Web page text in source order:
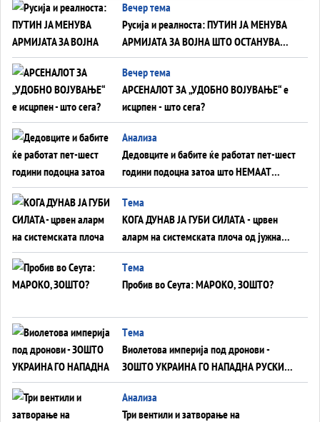
Вечер тема
Русија и реалноста: ПУТИН ЈА МЕНУВА
АРМИЈАТА ЗА ВОЈНА ШТО ОСТАНУВА
БЕЗ ФРОНТ
Вечер тема
АРСЕНАЛОТ ЗА „УДОБНО ВОЈУВАЊЕ“ е
исцрпен - што сега?
Анализа
Дедовците и бабите ќе работат пет-шест
години подоцна затоа што НЕМААТ
ВНУЦИ ДА ГИ ЗАМЕНАТ
Tема
КОГА ДУНАВ ЈА ГУБИ СИЛАТА - црвен
аларм на системската плоча од јужна
Германија до Црното Море...
Tема
Пробив во Сеута: МАРОКО, ЗОШТО?
Tема
Виолетова империја под дронови -
ЗОШТО УКРАИНА ГО НАПАДНА РУСКИОТ
WILDBERRIES
Aнализа
Три вентили и затворање на